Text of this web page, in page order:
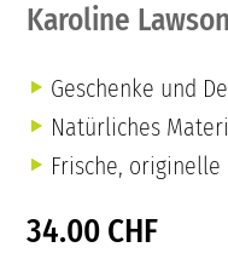
Karoline Lawson
Geschenke und
Natürliches
Frische,
34.00 CHF